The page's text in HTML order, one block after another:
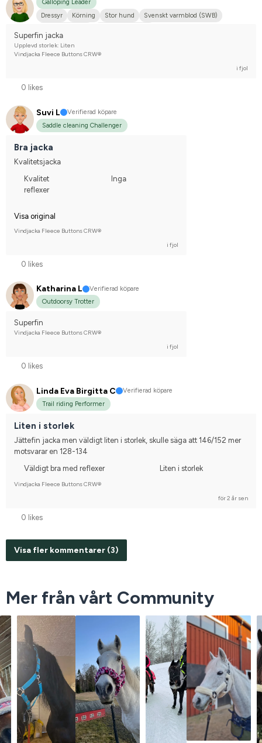
Galloping Leader
Dressyr
Körning Stor hund
Svenskt varmblod (SWB)
Superfin jacka
Upplevd storlek: Liten
Vindjacka Fleece Buttons CRW®
i fjol
0 likes
Suvi L
Verifierad köpare
Saddle cleaning Challenger
Bra jacka
Kvalitetsjacka
Kvalitet
reflexer
Inga
Visa original
Vindjacka Fleece Buttons CRW®
i fjol
0 likes
Katharina L
Verifierad köpare
Outdoorsy Trotter
Superfin
Vindjacka Fleece Buttons CRW®
i fjol
0 likes
Linda Eva Birgitta C
Verifierad köpare
Trail riding Performer
Liten i storlek
Jättefin jacka men väldigt liten i storlek, skulle säga att 146/152 mer
motsvarar en 128-134
Väldigt bra med reflexer
Liten i storlek
Vindjacka Fleece Buttons CRW®
för 2 år sen
0 likes
Visa fler kommentarer (3)
Mer från vårt Community